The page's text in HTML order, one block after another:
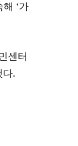
‘가
센터
다.